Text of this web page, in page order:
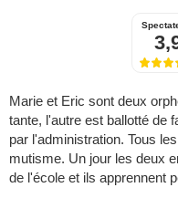
Marie et Eric sont deux
tante, l'autre est ballotté de
par l'administration. Tous
mutisme. Un jour les deux
de l'école et ils apprennent